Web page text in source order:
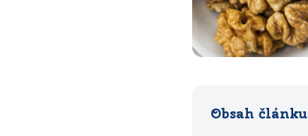
Obsah článku